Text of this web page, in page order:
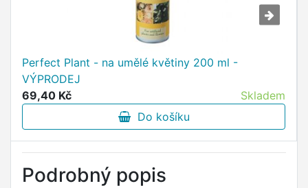
Perfect Plant - na umělé květiny 200 ml -
VÝPRODEJ
69,40 Kč
Skladem
Do košíku
Podrobný popis